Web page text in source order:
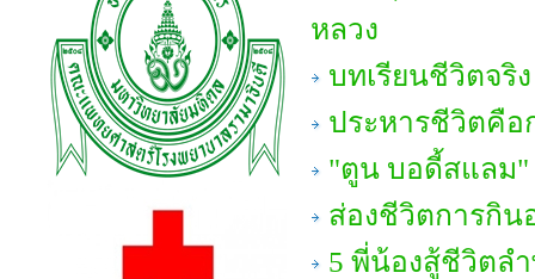
หลวง
บทเรียนชีวิตจริ
ประหารชีวิตคือ
"ตูน บอดี้สแลม"
ส่องชีวิตการกิน
5 พี่น้องสู้ชีวิตล